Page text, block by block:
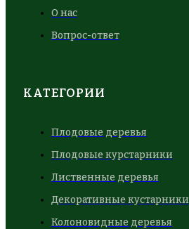
О нас
Вопрос-ответ
КАТЕГОРИИ
Плодовые деревья
Плодовые курстарники
Лиственные деревья
Декоративные кустарники
Колоновидные деревья